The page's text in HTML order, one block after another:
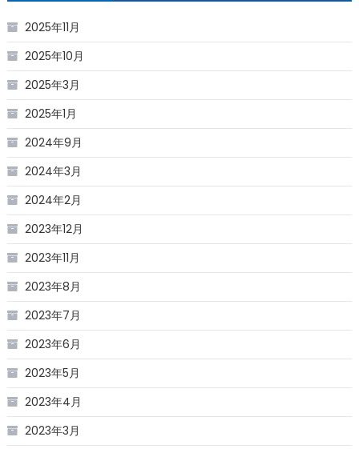
2025年11月
2025年10月
2025年3月
2025年1月
2024年9月
2024年3月
2024年2月
2023年12月
2023年11月
2023年8月
2023年7月
2023年6月
2023年5月
2023年4月
2023年3月